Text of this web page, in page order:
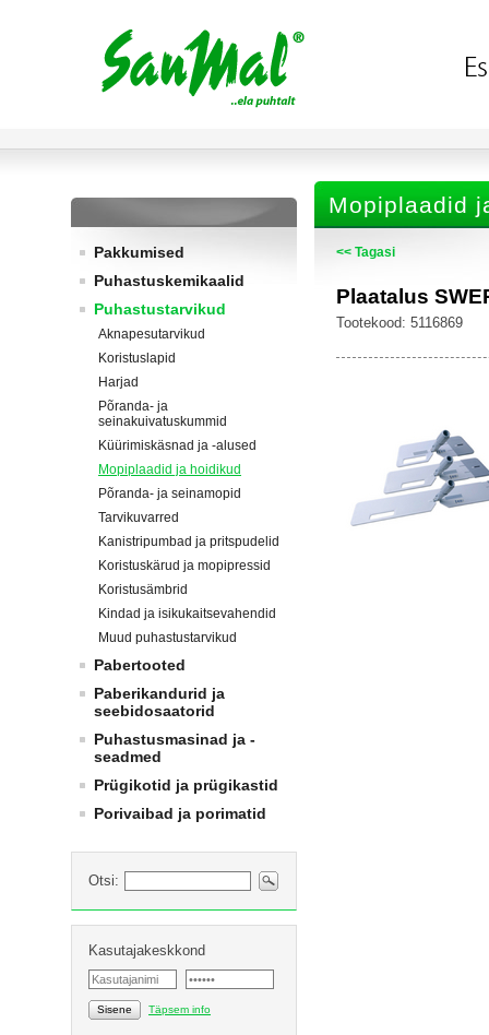
Pakkumised
Puhastuskemikaalid
Puhastustarvikud
Aknapesutarvikud
Koristuslapid
Harjad
Põranda- ja
seinakuivatuskummid
Küürimiskäsnad ja -alused
Mopiplaadid ja hoidikud
Põranda- ja seinamopid
Tarvikuvarred
Kanistripumbad ja pritspudelid
Koristuskärud ja mopipressid
Koristusämbrid
Kindad ja isikukaitsevahendid
Muud puhastustarvikud
Pabertooted
Paberikandurid ja
seebidosaatorid
Puhastusmasinad ja -
seadmed
Prügikotid ja prügikastid
Porivaibad ja porimatid
Otsi:
Kasutajakeskkond
Sisene Täpsem info
Mopiplaadid
<< Tagasi
Plaatalus
Tootekood: 5116869